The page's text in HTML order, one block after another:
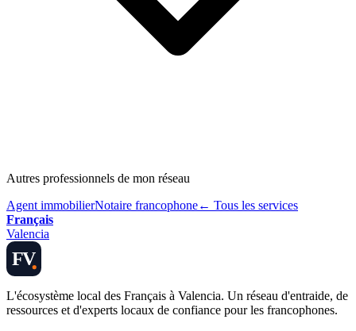
Autres professionnels de mon réseau
Agent immobilierNotaire francophone← Tous les services
Français
Valencia
FV
L'écosystème local des Français à Valencia. Un réseau d'entraide, de
ressources et d'experts locaux de confiance pour les francophones.